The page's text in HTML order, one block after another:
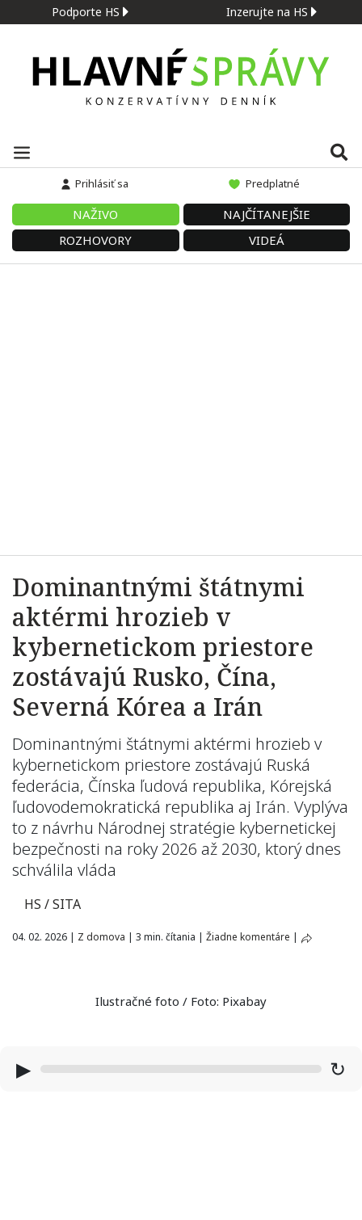
Podporte HS Inzerujte na HS
Prihlásiť sa Predplatné
NAŽIVO
NAJČÍTANEJŠIE
ROZHOVORY
VIDEÁ
Dominantnými štátnymi
aktérmi hrozieb v
kybernetickom priestore
zostávajú Rusko, Čína,
Severná Kórea a Irán
Dominantnými štátnymi aktérmi hrozieb v
kybernetickom priestore zostávajú Ruská
federácia, Čínska ľudová republika, Kórejská
ľudovodemokratická republika aj Irán. Vyplýva
to z návrhu Národnej stratégie kybernetickej
bezpečnosti na roky 2026 až 2030, ktorý dnes
schválila vláda
HS / SITA
04. 02. 2026 | Z domova | 3 min. čítania | Žiadne komentáre |
Ilustračné foto / Foto: Pixabay
▶ ↻